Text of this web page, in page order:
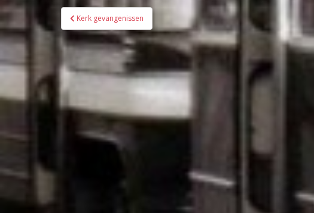
Bericht
navigatie
Kerk gevangenissen